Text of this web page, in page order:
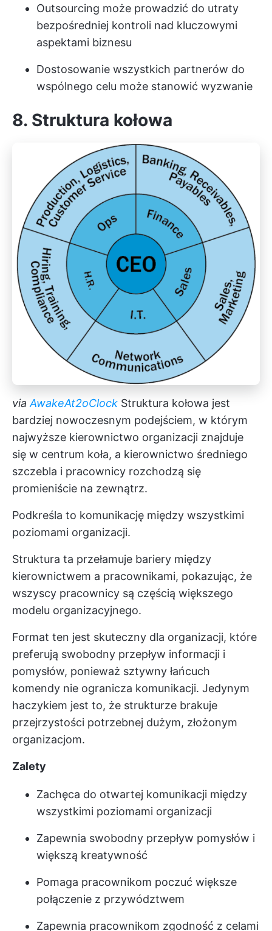
Outsourcing może prowadzić do utraty
bezpośredniej kontroli nad kluczowymi
aspektami biznesu
Dostosowanie wszystkich partnerów do
wspólnego celu może stanowić wyzwanie
8. Struktura kołowa
via AwakeAt2oClock Struktura kołowa jest
bardziej nowoczesnym podejściem, w którym
najwyższe kierownictwo organizacji znajduje
się w centrum koła, a kierownictwo średniego
szczebla i pracownicy rozchodzą się
promieniście na zewnątrz.
Podkreśla to komunikację między wszystkimi
poziomami organizacji.
Struktura ta przełamuje bariery między
kierownictwem a pracownikami, pokazując, że
wszyscy pracownicy są częścią większego
modelu organizacyjnego.
Format ten jest skuteczny dla organizacji, które
preferują swobodny przepływ informacji i
pomysłów, ponieważ sztywny łańcuch
komendy nie ogranicza komunikacji. Jedynym
haczykiem jest to, że strukturze brakuje
przejrzystości potrzebnej dużym, złożonym
organizacjom.
Zalety
Zachęca do otwartej komunikacji między
wszystkimi poziomami organizacji
Zapewnia swobodny przepływ pomysłów i
większą kreatywność
Pomaga pracownikom poczuć większe
połączenie z przywództwem
Zapewnia pracownikom zgodność z celami